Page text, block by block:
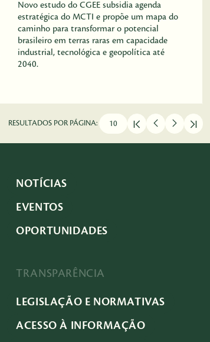
Novo estudo do CGEE subsidia agenda
estratégica do MCTI e propõe um mapa do
caminho para transformar o potencial
brasileiro em terras raras em capacidade
industrial, tecnológica e geopolítica até
2040.
RESULTADOS POR PÁGINA:
NOTÍCIAS
EVENTOS
OPORTUNIDADES
TRANSPARÊNCIA
LEGISLAÇÃO E NORMATIVAS
ACESSO À INFORMAÇÃO